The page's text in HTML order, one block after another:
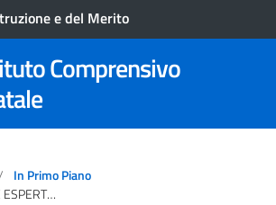
e del Merito
Comprensivo
In Primo Piano
PON 21/27 AGENDA SUD 2a EDIZIONE